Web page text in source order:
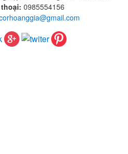
0985554156